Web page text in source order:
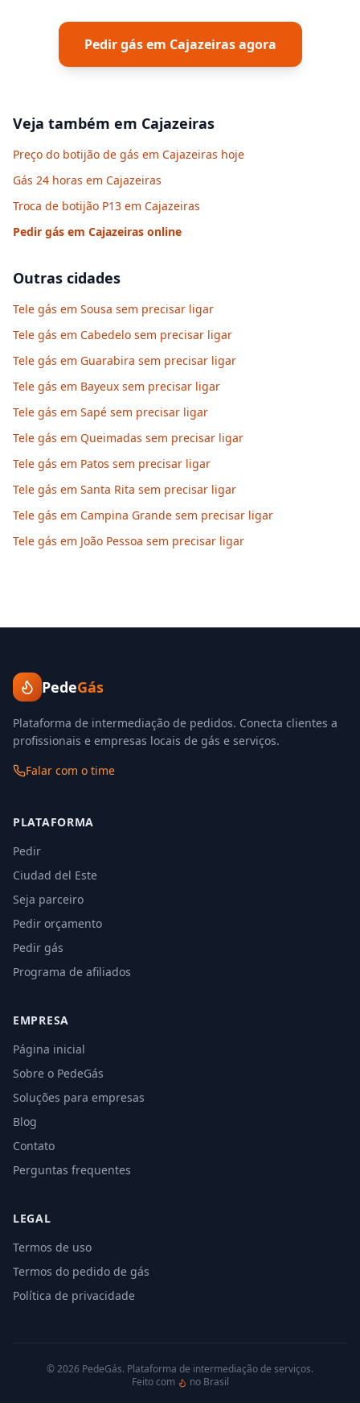
Pedir gás em Cajazeirasagora
Veja também em Cajazeiras
Preço do botijão de gás em Cajazeiras hoje
Gás 24 horas em Cajazeiras
Troca de botijão P13 em Cajazeiras
Pedir gás em Cajazeiras online
Outras cidades
Tele gás em Sousa sem precisar ligar
Tele gás em Cabedelo sem precisar ligar
Tele gás em Guarabira sem precisar ligar
Tele gás em Bayeux sem precisar ligar
Tele gás em Sapé sem precisar ligar
Tele gás em Queimadas sem precisar ligar
Tele gás em Patos sem precisar ligar
Tele gás em Santa Rita sem precisar ligar
Tele gás em Campina Grande sem precisar ligar
Tele gás em João Pessoa sem precisar ligar
PedeGás
Plataforma de intermediação de pedidos. Conecta clientes a
profissionais e empresas locais de gás e serviços.
Falar com o time
PLATAFORMA
Pedir
Ciudad del Este
Seja parceiro
Pedir orçamento
Pedir gás
Programa de afiliados
EMPRESA
Página inicial
Sobre o PedeGás
Soluções para empresas
Blog
Contato
Perguntas frequentes
LEGAL
Termos de uso
Termos do pedido de gás
Política de privacidade
©2026 PedeGás. Plataforma de intermediação de serviços.
Feito com
no Brasil